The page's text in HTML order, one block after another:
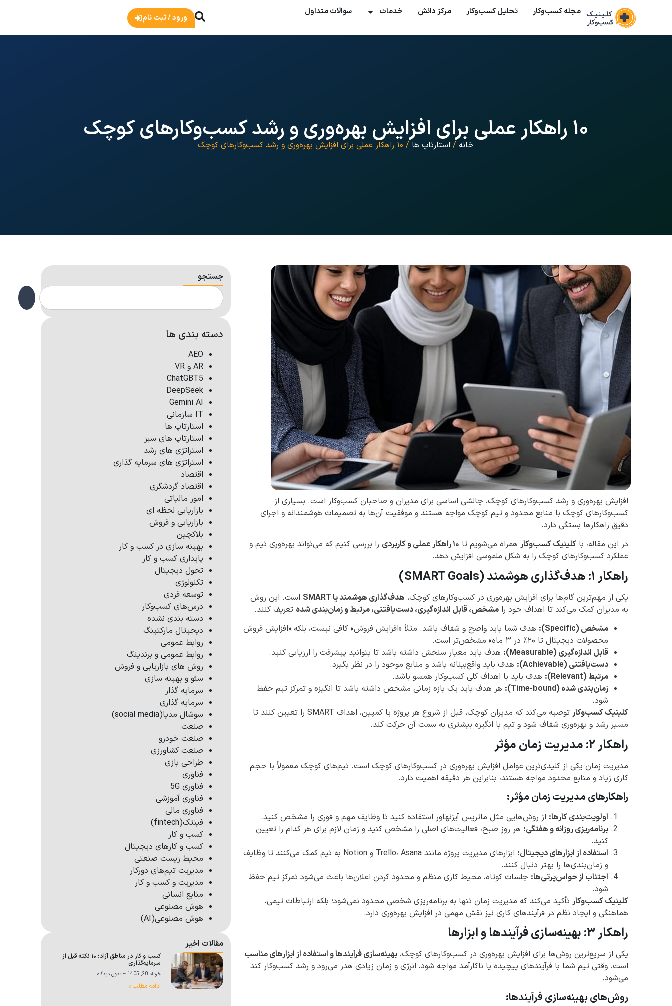
مجله کسب‌وکار تحلیل کسب‌و‌کار مرکز دانش خدمات سوالات متداول
ورود / ثبت نام
۱۰ راهکار عملی برای افزایش بهره‌وری و رشد کسب‌وکارهای کوچک
خانه / استارتاپ ها / ۱۰ راهکار عملی برای افزایش بهره‌وری و رشد کسب‌وکارهای کوچک
افزایش بهره‌وری و رشد کسب‌وکارهای کوچک، چالشی اساسی برای مدیران و صاحبان کسب‌وکار است. بسیاری از
کسب‌وکارهای کوچک با منابع محدود و تیم کوچک مواجه هستند و موفقیت آن‌ها به تصمیمات هوشمندانه و اجرای
دقیق راهکارها بستگی دارد.
در این مقاله، با کلینیک کسب‌وکار همراه می‌شویم تا ۱۰ راهکار عملی و کاربردی
را بررسی کنیم که می‌تواند بهره‌وری تیم و
عملکرد کسب‌وکارهای کوچک را به شکل ملموسی افزایش دهد.
راهکار ۱: هدف‌گذاری هوشمند (SMART Goals)
یکی از مهم‌ترین گام‌ها برای افزایش بهره‌وری در کسب‌وکارهای کوچک، هدف‌گذاری هوشمند یا SMART
است. این روش
به مدیران کمک می‌کند تا اهداف خود را مشخص، قابل اندازه‌گیری، دست‌یافتنی، مرتبط و زمان‌بندی شده تعریف کنند.
مشخص (Specific):
هدف شما باید واضح و شفاف باشد. مثلاً «افزایش فروش» کافی نیست، بلکه «افزایش فروش
محصولات دیجیتال تا ۲۰٪ در ۳ ماه» مشخص‌تر است.
قابل اندازه‌گیری (Measurable):
هدف باید معیار سنجش داشته باشد تا بتوانید پیشرفت را ارزیابی کنید.
دست‌یافتنی (Achievable):
هدف باید واقع‌بینانه باشد و منابع موجود را در نظر بگیرد.
مرتبط (Relevant):
هدف باید با اهداف کلی کسب‌وکار همسو باشد.
زمان‌بندی شده (Time-bound):
هر هدف باید یک بازه زمانی مشخص داشته باشد تا انگیزه و تمرکز تیم حفظ
شود.
کلینیک کسب‌وکار
توصیه می‌کند که مدیران کوچک، قبل از شروع هر پروژه یا کمپین، اهداف SMART را تعیین کنند تا
مسیر رشد و بهره‌وری شفاف شود و تیم با انگیزه بیشتری به سمت آن حرکت کند.
راهکار ۲: مدیریت زمان مؤثر
مدیریت زمان یکی از کلیدی‌ترین عوامل افزایش بهره‌وری در کسب‌وکارهای کوچک است. تیم‌های کوچک معمولاً با حجم
کاری زیاد و منابع محدود مواجه هستند، بنابراین هر دقیقه اهمیت دارد.
راهکارهای مدیریت زمان مؤثر:
اولویت‌بندی کارها: از روش‌هایی مثل ماتریس آیزنهاور استفاده کنید تا وظایف مهم و فوری را مشخص کنید.
برنامه‌ریزی روزانه و هفتگی: هر روز صبح، فعالیت‌های اصلی را مشخص کنید و زمان لازم برای هر کدام را تعیین
کنید.
استفاده از ابزارهای دیجیتال:
ابزارهای مدیریت پروژه مانند Trello، Asana و Notion به تیم کمک می‌کنند تا وظایف
و زمان‌بندی‌ها را بهتر دنبال کنند.
اجتناب از حواس‌پرتی‌ها: جلسات کوتاه، محیط کاری منظم و محدود کردن اعلان‌ها باعث می‌شود تمرکز تیم حفظ
شود.
کلینیک کسب‌وکار تأکید می‌کند که مدیریت زمان تنها به برنامه‌ریزی شخصی محدود نمی‌شود؛ بلکه ارتباطات تیمی،
هماهنگی و ایجاد نظم در فرآیندهای کاری نیز نقش مهمی در افزایش بهره‌وری دارد.
راهکار ۳: بهینه‌سازی فرآیندها و ابزارها
یکی از سریع‌ترین روش‌ها برای افزایش بهره‌وری در کسب‌وکارهای کوچک، بهینه‌سازی فرآیندها و استفاده از ابزارهای مناسب
است. وقتی تیم شما با فرآیندهای پیچیده یا ناکارآمد مواجه شود، انرژی و زمان زیادی هدر می‌رود و رشد کسب‌وکار کند
می‌شود.
روش‌های بهینه‌سازی فرآیندها:
جستجو
دسته بندی ها
AEO
AR و VR
ChatGBT5
DeepSeek
Gemini AI
IT سازمانی
استارتاپ ها
استارتاپ های سبز
استراتژی های رشد
استراتژی های سرمایه گذاری
اقتصاد
اقتصاد گردشگری
امور مالیاتی
بازاریابی لحظه ای
بازاریابی و فروش
بلاکچین
بهینه سازی در کسب و کار
پایداری کسب و کار
تحول دیجیتال
تکنولوژی
توسعه فردی
درس‌های کسب‌وکار
دسته بندی نشده
دیجیتال مارکتینگ
روابط عمومی
روابط عمومی و برندینگ
روش های بازاریابی و فروش
سئو و بهینه سازی
سرمایه گذار
سرمایه گذاری
سوشال مدیا(social media)
صنعت
صنعت خودرو
صنعت کشاورزی
طراحی بازی
فناوری
فناوری 5G
فناوری آموزشی
فناوری مالی
فینتک(fintech)
کسب و کار
کسب و کارهای دیجیتال
محیط زیست صنعتی
مدیریت تیم‌های دورکار
مدیریت و کسب و کار
منابع انسانی
هوش مصنوعی
هوش مصنوعی(AI)
مقالات اخیر
کسب و کار در مناطق آزاد؛ ۱۰ نکته قبل از
سرمایه‌گذاری
خرداد 20, 1405 بدون دیدگاه
ادامه مطلب »